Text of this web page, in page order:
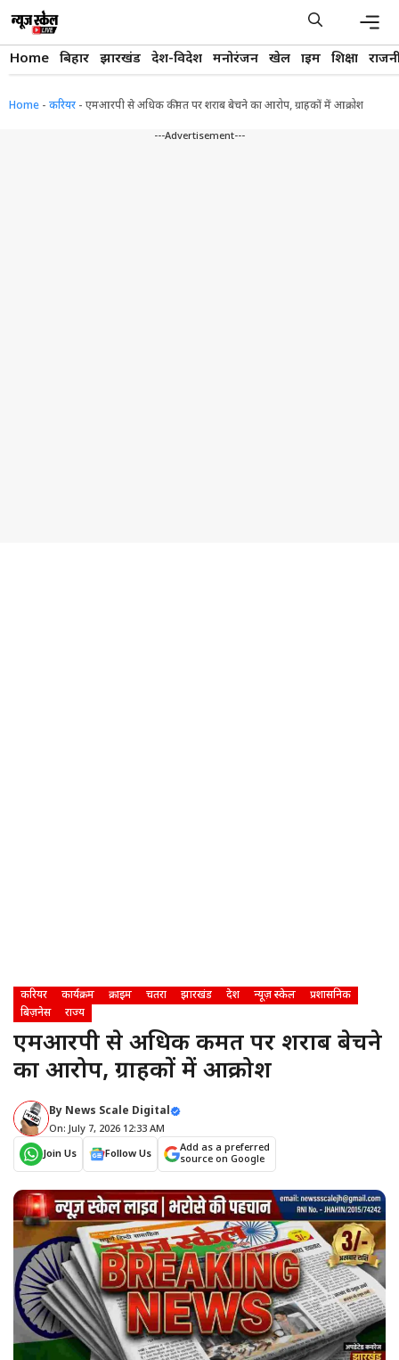
content
Home बिहार झारखंड देश-विदेश मनोरंजन खेल क्राइम शिक्षा
Home - करियर - एमआरपी से अधिक कीमत पर शराब बेचने का आरोप, ग्राहकों में आक्रोश
---Advertisement---
करियर कार्यक्रम क्राइम चतरा झारखंड देश न्यूज़ स्केल
प्रशासनिक
बिज़नेस
राज्य
एमआरपी से अधिक कीमत पर शराब बेचने
का आरोप, ग्राहकों में आक्रोश
By News Scale Digital
On: July 7, 2026 12:33 AM
Join Us
Follow Us
Add as a preferred
source on Google